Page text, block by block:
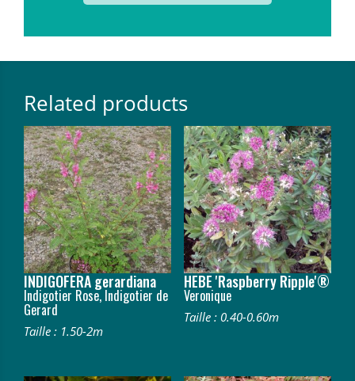
Related products
INDIGOFERA gerardiana
Indigotier Rose, Indigotier de
Gerard
Taille : 1.50-2m
HEBE 'Raspberry Ripple'®
Veronique
Taille : 0.40-0.60m